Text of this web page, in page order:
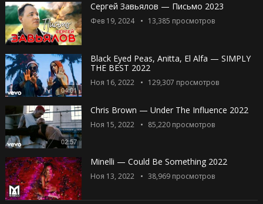
Сергей Завьялов — Письмо 2023
Фев 19, 2024 13,385 просмотров
04:01
Black Eyed Peas, Anitta, El Alfa — SIMPLY
THE BEST 2022
Ноя 16, 2022 129,307 просмотров
02:57
Chris Brown — Under The Influence 2022
Ноя 15, 2022 85,220просмотров
Minelli — Could Be Something 2022
Ноя 13, 2022 38,969просмотров